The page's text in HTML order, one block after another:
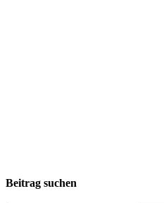
Beitrag suchen